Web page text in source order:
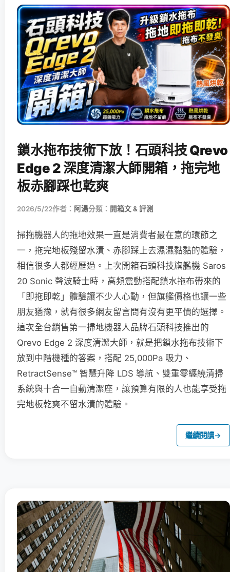
鎖水拖布技術下放！石頭科技 Qrevo
Edge 2 深度清潔大師開箱，拖完地
板赤腳踩也乾爽
2026/5/22作者： 阿湯分類： 開箱文 & 評測
掃拖機器人的拖地效果一直是消費者最在意的環節之
一，拖完地板殘留水漬、赤腳踩上去濕濕黏黏的體驗，
相信很多人都經歷過。上次開箱石頭科技旗艦機 Saros
20 Sonic 聲波騎士時，高頻震動搭配鎖水拖布帶來的
「即拖即乾」體驗讓不少人心動，但旗艦價格也讓一些
朋友猶豫，就有很多網友留言問有沒有更平價的選擇。
這次全台銷售第一掃地機器人品牌石頭科技推出的
Qrevo Edge 2 深度清潔大師，就是把鎖水拖布技術下
放到中階機種的答案，搭配 25,000Pa 吸力、
RetractSense™ 智慧升降 LDS 導航、雙重零纏繞清掃
系統與十合一自動清潔座，讓預算有限的人也能享受拖
完地板乾爽不留水漬的體驗。
繼續閱讀→